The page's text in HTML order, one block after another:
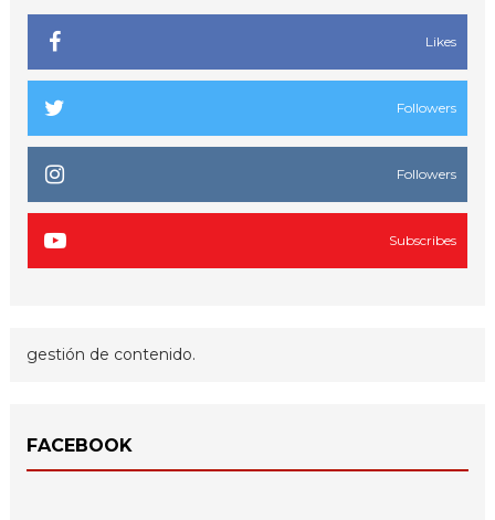
Likes
Followers
Followers
Subscribes
gestión de contenido.
FACEBOOK